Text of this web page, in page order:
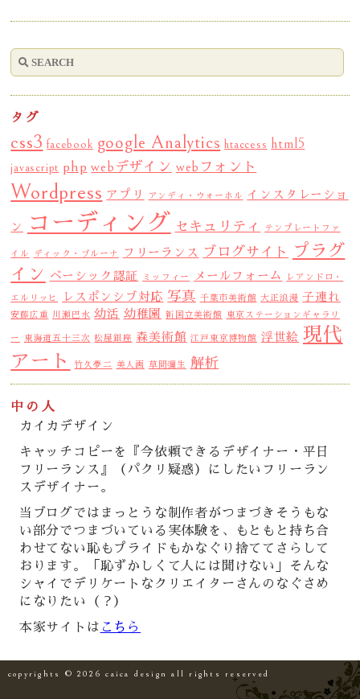
タグ
css3 facebook google Analytics htaccess html5
javascript php webデザイン webフォント
Wordpress アプリ アンディ・ウォーホル インスタレーショ
ン コーディング セキュリティ テンプレートファ
イル ディック・ブルーナ フリーランス ブログサイト プラグ
イン ベーシック認証 ミッフィー メールフォーム レアンドロ・
エルリッヒ レスポンシブ対応 写真 千葉市美術館 大正浪漫 子連れ
安藤広重 川瀬巴水 幼活 幼稚園 新国立美術館 東京ステーションギャラリ
ー 東海道五十三次 松屋銀座 森美術館 江戸東京博物館 浮世絵 現代
アート
竹久夢二 美人画 草間彌生 解析
中の人
カイカデザイン
キャッチコピーを『今依頼できるデザイナー・平日
フリーランス』（パクリ疑惑）にしたいフリーラン
スデザイナー。
当ブログではまっとうな制作者がつまづきそうもな
い部分でつまづいている実体験を、もともと持ち合
わせてない恥もプライドもかなぐり捨ててさらして
おります。「恥ずかしくて人には聞けない」そんな
シャイでデリケートなクリエイターさんのなぐさめ
になりたい（？）
本家サイトは こちら
copyrights © 2026 caica design all rights reserved